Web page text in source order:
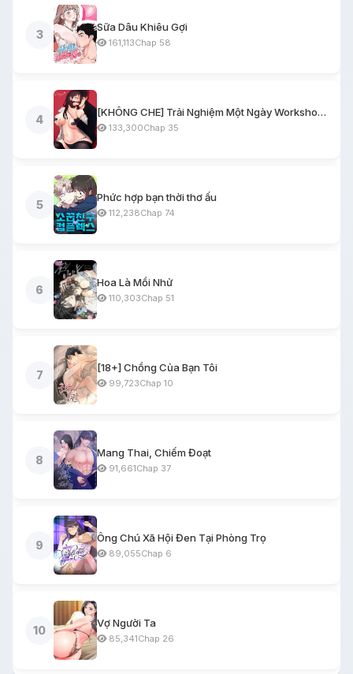
3
Sữa Dâu Khiêu Gợi
161,113Chap 58
4
[KHÔNG CHE] Trải Nghiệm Một Ngày Workshop BDSM
133,300Chap 35
5
Phức hợp bạn thời thơ ấu
112,238Chap 74
6
Hoa Là Mồi Nhử
110,303Chap 51
7
[18+] Chồng Của Bạn Tôi
99,723Chap 10
8
Mang Thai, Chiếm Đoạt
91,661Chap 37
9
Ông Chú Xã Hội Đen Tại Phòng Trọ
89,055Chap 6
10
Vợ Người Ta
85,341Chap 26